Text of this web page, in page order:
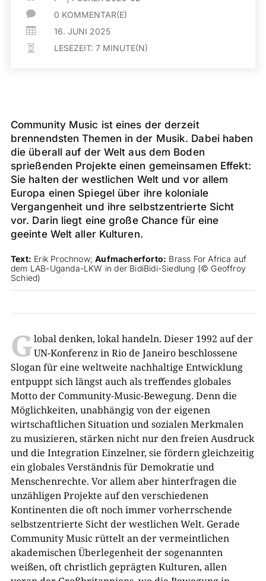
 0 KOMMENTAR(E)
 16. JUNI 2025
 LESEZEIT:7 MINUTE(N)
Community Music ist eines der derzeit
brennendsten Themen in der Musik. Dabei haben
die überall auf der Welt aus dem Boden
sprießenden Projekte einen gemeinsamen Effekt:
Sie halten der westlichen Welt und vor allem
Europa einen Spiegel über ihre koloniale
Vergangenheit und ihre selbstzentrierte Sicht
vor. Darin liegt eine große Chance für eine
geeinte Welt aller Kulturen.
Text: Erik Prochnow;Aufmacherforto: Brass For Africa auf
dem LAB-Uganda-LKW in der BidiBidi-Siedlung (© Geoffroy
Schied)
Global denken, lokal handeln. Dieser 1992 auf der
UN-Konferenz in Rio de Janeiro beschlossene
Slogan für eine weltweite nachhaltige Entwicklung
entpuppt sich längst auch als treffendes globales
Motto der Community-Music-Bewegung. Denn die
Möglichkeiten, unabhängig von der eigenen
wirtschaftlichen Situation und sozialen Merkmalen
zu musizieren, stärken nicht nur den freien Ausdruck
und die Integration Einzelner, sie fördern gleichzeitig
ein globales Verständnis für Demokratie und
Menschenrechte. Vor allem aber hinterfragen die
unzähligen Projekte auf den verschiedenen
Kontinenten die oft noch immer vorherrschende
selbstzentrierte Sicht der westlichen Welt. Gerade
Community Music rüttelt an der vermeintlichen
akademischen Überlegenheit der sogenannten
weißen, oft christlich geprägten Kulturen, allen